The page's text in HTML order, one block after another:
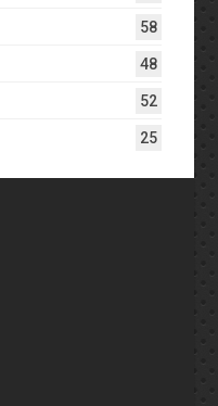
58
48
52
25